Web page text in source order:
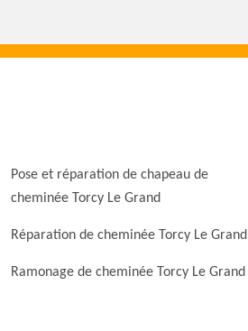
Pose et réparation de chapeau de
cheminée Torcy Le Grand
Réparation de cheminée Torcy Le Grand
Ramonage de cheminée Torcy Le Grand